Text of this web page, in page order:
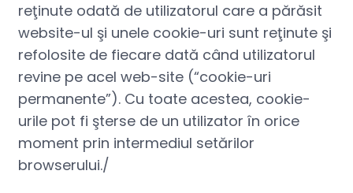
reţinute odată de utilizatorul care a părăsit
website-ul şi unele cookie-uri sunt reţinute şi
refolosite de fiecare dată când utilizatorul
revine pe acel web-site (“cookie-uri
permanente”). Cu toate acestea, cookie-
urile pot fi şterse de un utilizator în orice
moment prin intermediul setărilor
browserului./